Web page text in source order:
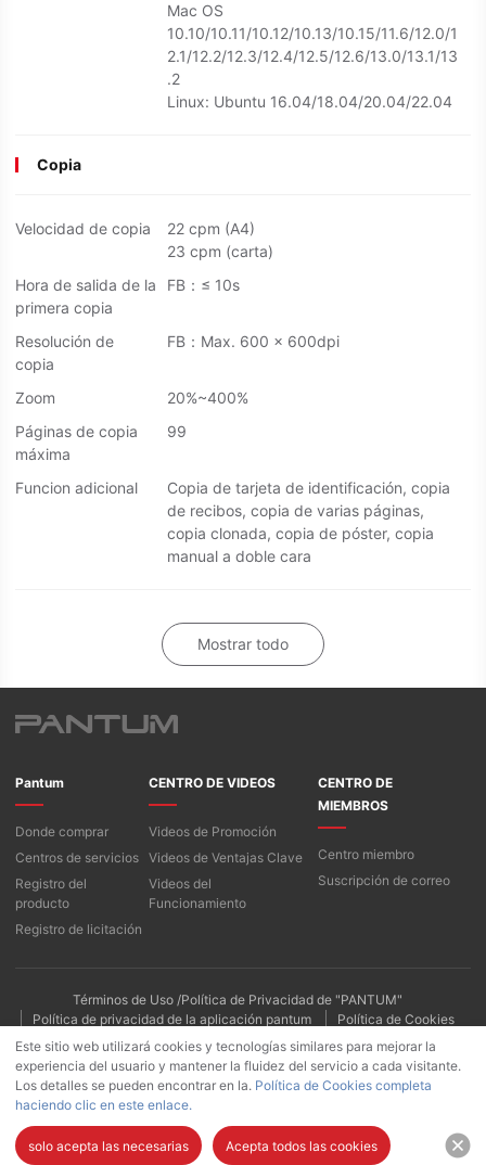
Mac OS
10.10/10.11/10.12/10.13/10.15/11.6/12.0/1
2.1/12.2/12.3/12.4/12.5/12.6/13.0/13.1/13
.2
Linux: Ubuntu 16.04/18.04/20.04/22.04
Copia
Velocidad de copia
22 cpm (A4)
23 cpm (carta)
Hora de salida de la
primera copia
FB：≤ 10s
Resolución de
copia
FB：Max. 600 x 600dpi
Zoom
20%~400%
Páginas de copia
máxima
99
Funcion adicional
Copia de tarjeta de identificación, copia
de recibos, copia de varias páginas,
copia clonada, copia de póster, copia
manual a doble cara
Mostrar todo
Pantum
Donde comprar
Centros de servicios
Registro del
producto
Registro de licitación
CENTRO DE VIDEOS
Videos de Promoción
Videos de Ventajas Clave
Videos del
Funcionamiento
CENTRO DE
MIEMBROS
Centro miembro
Suscripción de correo
Términos de Uso /Política de Privacidad de "PANTUM"
Política de privacidad de la aplicación pantum
Política de Cookies
Este sitio web utilizará cookies y tecnologías similares para mejorar la
experiencia del usuario y mantener la fluidez del servicio a cada visitante.
Los detalles se pueden encontrar en la. Política de Cookies completa
haciendo clic en este enlace.
solo acepta las necesarias Acepta todos las cookies